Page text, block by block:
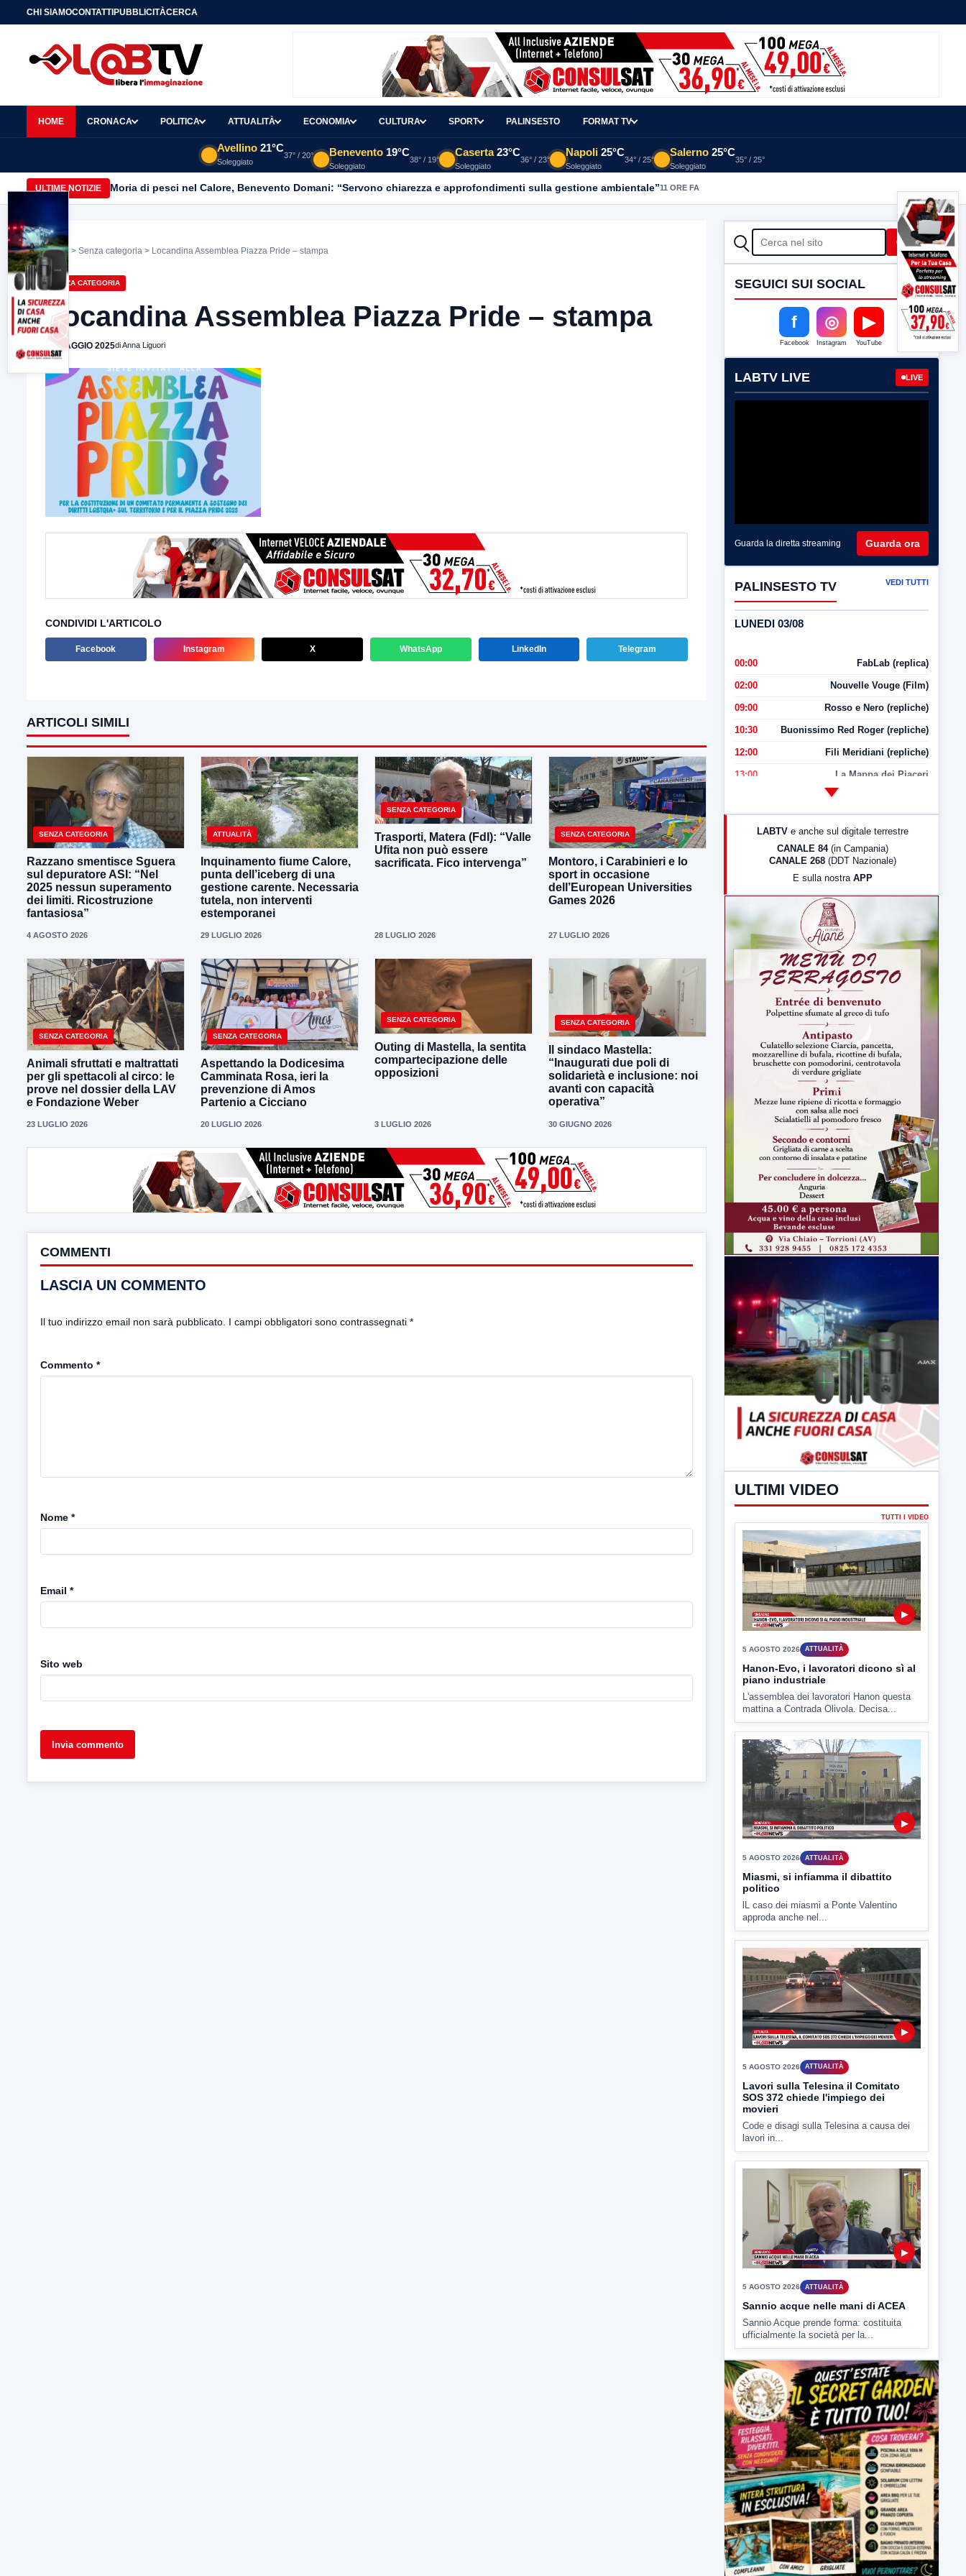
CHI SIAMOCONTATTIPUBBLICITÀCERCA
HOME CRONACA POLITICA ATTUALITÀ ECONOMIA CULTURA SPORT PALINSESTO FORMAT TV
Avellino 21°C
Soleggiato
37° / 20° Benevento 19°C
Soleggiato
38° / 19°
Caserta 23°C
Soleggiato
36° / 23°
Napoli 25°C
Soleggiato
34° / 25°
Salerno 25°C
Soleggiato
35° / 25°
ULTIME NOTIZIE Moria di pesci nel Calore, Benevento Domani: “Servono chiarezza e approfondimenti sulla gestione ambientale”11 ORE FA
Home > Senza categoria > Locandina Assemblea Piazza Pride – stampa
SENZA CATEGORIA
Locandina Assemblea Piazza Pride – stampa
26 MAGGIO 2025di Anna Liguori
CONDIVIDI L'ARTICOLO
Facebook Instagram X WhatsApp LinkedIn Telegram
ARTICOLI SIMILI
SENZA CATEGORIA
Razzano smentisce Sguera
sul depuratore ASI: “Nel
2025 nessun superamento
dei limiti. Ricostruzione
fantasiosa”
4 AGOSTO 2026
ATTUALITÀ
Inquinamento fiume Calore,
punta dell’iceberg di una
gestione carente. Necessaria
tutela, non interventi
estemporanei
29 LUGLIO 2026
SENZA CATEGORIA
Trasporti, Matera (FdI): “Valle
Ufita non può essere
sacrificata. Fico intervenga”
28 LUGLIO 2026
SENZA CATEGORIA
Montoro, i Carabinieri e lo
sport in occasione
dell’European Universities
Games 2026
27 LUGLIO 2026
SENZA CATEGORIA
Animali sfruttati e maltrattati
per gli spettacoli al circo: le
prove nel dossier della LAV
e Fondazione Weber
23 LUGLIO 2026
SENZA CATEGORIA
Aspettando la Dodicesima
Camminata Rosa, ieri la
prevenzione di Amos
Partenio a Cicciano
20 LUGLIO 2026
SENZA CATEGORIA
Outing di Mastella, la sentita
compartecipazione delle
opposizioni
3 LUGLIO 2026
SENZA CATEGORIA
Il sindaco Mastella:
“Inaugurati due poli di
solidarietà e inclusione: noi
avanti con capacità
operativa”
30 GIUGNO 2026
COMMENTI
LASCIA UN COMMENTO
Il tuo indirizzo email non sarà pubblicato. I campi obbligatori sono contrassegnati *
Commento *
Nome *
Email *
Sito web
CERCA Cerca
SEGUICI SUI SOCIAL
f
Facebook
◎
Instagram
▶
YouTube
LABTV LIVE LIVE
Guarda la diretta streaming Guarda ora
PALINSESTO TV VEDI TUTTI
LUNEDI 03/08
00:00 FabLab (replica)
02:00 Nouvelle Vouge (Film)
09:00 Rosso e Nero (repliche)
10:30 Buonissimo Red Roger (repliche)
12:00 Fili Meridiani (repliche)
13:00 La Mappa dei Piaceri
LabNews (Diretta)
LabNews (replica)
LABTV e anche sul digitale terrestre
CANALE 84 (in Campania)
CANALE 268 (DDT Nazionale)
E sulla nostra APP
ULTIMI VIDEO
TUTTI I VIDEO
▶
5 AGOSTO 2026 ATTUALITÀ
Hanon-Evo, i lavoratori dicono sì al
piano industriale
L'assemblea dei lavoratori Hanon questa
mattina a Contrada Olivola. Decisa...
▶
5 AGOSTO 2026 ATTUALITÀ
Miasmi, si infiamma il dibattito
politico
lL caso dei miasmi a Ponte Valentino
approda anche nel...
▶
5 AGOSTO 2026 ATTUALITÀ
Lavori sulla Telesina il Comitato
SOS 372 chiede l'impiego dei
movieri
Code e disagi sulla Telesina a causa dei
lavori in...
▶
5 AGOSTO 2026 ATTUALITÀ
Sannio acque nelle mani di ACEA
Sannio Acque prende forma: costituita
ufficialmente la società per la...